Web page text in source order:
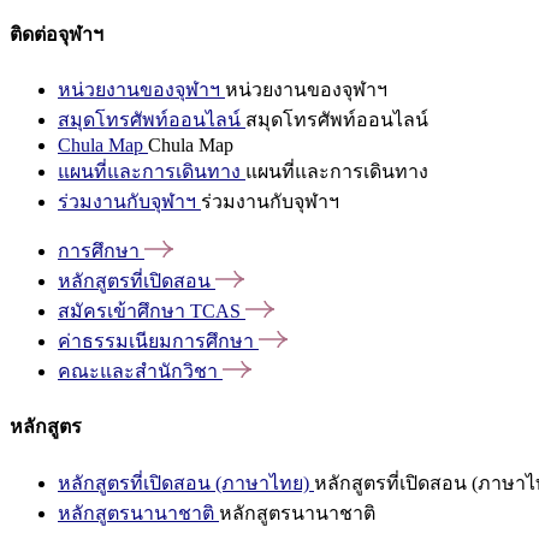
ติดต่อจุฬาฯ
หน่วยงานของจุฬาฯ หน่วยงานของจุฬาฯ
สมุดโทรศัพท์ออนไลน์ สมุดโทรศัพท์ออนไลน์
Chula Map Chula Map
แผนที่และการเดินทาง แผนที่และการเดินทาง
ร่วมงานกับจุฬาฯ ร่วมงานกับจุฬาฯ
การศึกษา
หลักสูตรที่เปิดสอน
สมัครเข้าศึกษา TCAS
ค่าธรรมเนียมการศึกษา
คณะและสำนักวิชา
หลักสูตร
หลักสูตรที่เปิดสอน (ภาษาไทย) หลักสูตรที่เปิดสอน (ภาษาไ
หลักสูตรนานาชาติ หลักสูตรนานาชาติ